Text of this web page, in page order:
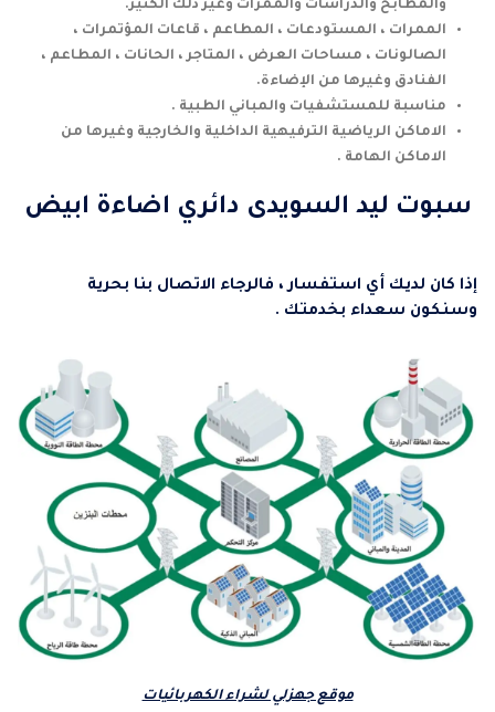
والمطابخ والدراسات والممرات وغير ذلك الكثير.
الممرات ، المستودعات ، المطاعم ، قاعات المؤتمرات ،
الصالونات ، مساحات العرض ، المتاجر ، الحانات ، المطاعم ،
الفنادق وغيرها من الإضاءة.
مناسبة للمستشفيات والمباني الطبية .
الاماكن الرياضية الترفيهية الداخلية والخارجية وغيرها من
الاماكن الهامة .
سبوت ليد السويدى دائري اضاءة ابيض
إذا كان لديك أي استفسار ، فالرجاء الاتصال بنا بحرية
وسنكون سعداء بخدمتك .
موقع جهزلي لشراء الكهربائيات